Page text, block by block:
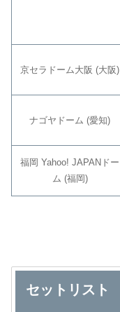
京セラドーム大阪 (大阪)
ナゴヤドーム (愛知)
福岡 Yahoo! JAPANドー
ム (福岡)
セットリスト